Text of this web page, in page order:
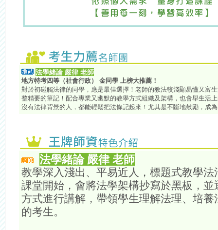
法學緒論 嚴律 老師
地方特考四等（社會行政） 金同學 上榜大推薦！
對於初碰觸法律的同學，應是最佳選擇！老師的教法較淺顯易懂又富
整精要的筆記！配合專業又幽默的教學方式組織及架構，也會舉生活
沒有法律背景的人，都能輕鬆把法條記起來！尤其是不斷地鼓勵，成
法學緒論 嚴律 老師
教學深入淺出、平易近人，標題式教學
課堂開始，會將法學架構抄寫於黑板，
方式進行講解，帶領學生理解法理、培
的考生。